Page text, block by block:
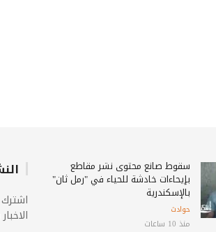
سقوط صانع محتوى نشر مقاطع
بإيحاءات خادشة للحياء في "رمل ثان"
بالإسكندرية
حوادث
منذ 10 ساعات